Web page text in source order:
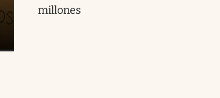
millones